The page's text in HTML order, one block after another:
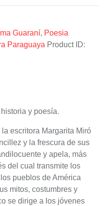
Guaraní, Poesia
Paraguaya Product ID:
y poesía.
escritora Margarita Miró
y la frescura de sus
y apela, más
del cual transmite los
pueblos de América
mitos, costumbres y
se dirige a los jóvenes